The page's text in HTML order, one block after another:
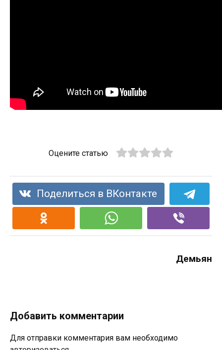
Оцените статью
Поделиться в ВКонтакте
Демьян
Добавить комментарии
Для отправки комментария вам необходимо